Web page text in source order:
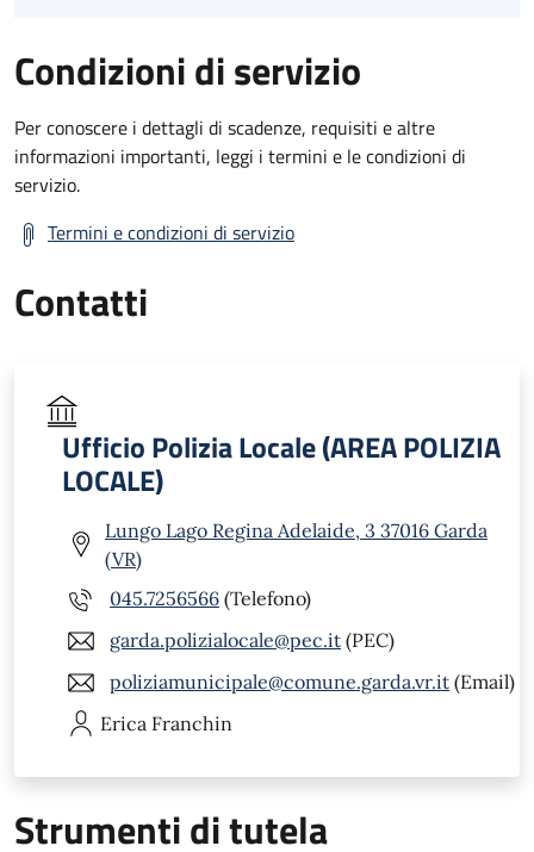
Condizioni di servizio
Per conoscere i dettagli di scadenze, requisiti e altre
informazioni importanti, leggi i termini e le condizioni di
servizio.
Termini e condizioni di servizio
Contatti
Ufficio Polizia Locale (AREA POLIZIA
LOCALE)
Lungo Lago Regina Adelaide, 3 37016 Garda
(VR)
045.7256566 (Telefono)
garda.polizialocale@pec.it (PEC)
poliziamunicipale@comune.garda.vr.it (Email)
Erica Franchin
Strumenti di tutela